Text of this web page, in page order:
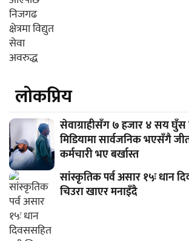
लाेकप्रिय
सेवाग्राहीसँग ७ हजार ४ सय
मिडियामा सार्वजनिक भएसँगै
कर्मचारी भए बर्खास्त
सांस्कृतिक पर्व असार १५ः धान
चिउरा खाएर मनाइँदै